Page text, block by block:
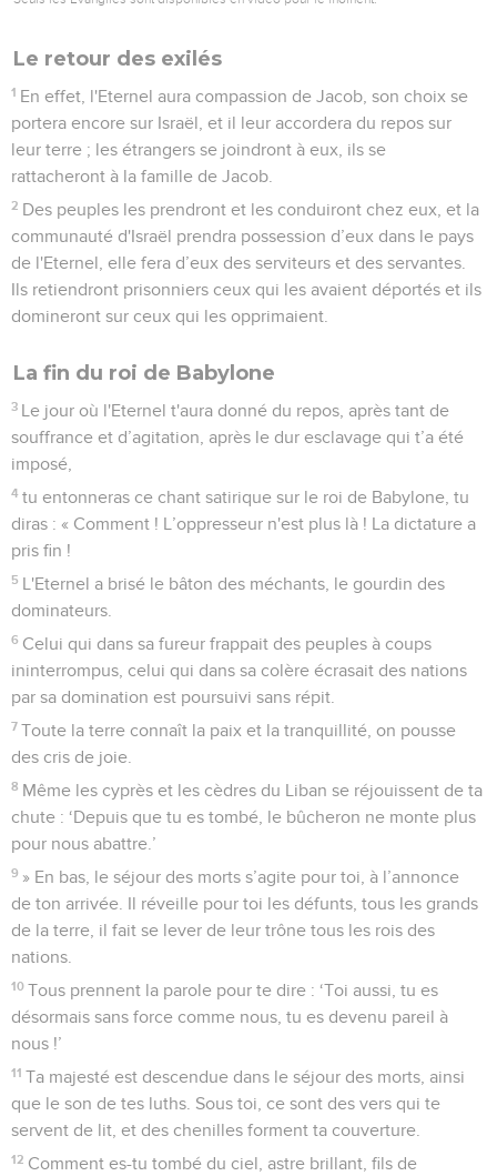
Le retour des exilés
1 En effet, l'Eternel aura compassion de Jacob, son choix se
portera encore sur Israël, et il leur accordera du repos sur
leur terre ; les étrangers se joindront à eux, ils se
rattacheront à la famille de Jacob.
2 Des peuples les prendront et les conduiront chez eux, et la
communauté d'Israël prendra possession d’eux dans le pays
de l'Eternel, elle fera d’eux des serviteurs et des servantes.
Ils retiendront prisonniers ceux qui les avaient déportés et ils
domineront sur ceux qui les opprimaient.
La fin du roi de Babylone
3 Le jour où l'Eternel t'aura donné du repos, après tant de
souffrance et d’agitation, après le dur esclavage qui t’a été
imposé,
4 tu entonneras ce chant satirique sur le roi de Babylone, tu
diras : « Comment ! L’oppresseur n'est plus là ! La dictature a
pris fin !
5 L'Eternel a brisé le bâton des méchants, le gourdin des
dominateurs.
6 Celui qui dans sa fureur frappait des peuples à coups
ininterrompus, celui qui dans sa colère écrasait des nations
par sa domination est poursuivi sans répit.
7 Toute la terre connaît la paix et la tranquillité, on pousse
des cris de joie.
8 Même les cyprès et les cèdres du Liban se réjouissent de ta
chute : ‘Depuis que tu es tombé, le bûcheron ne monte plus
pour nous abattre.’
9 » En bas, le séjour des morts s’agite pour toi, à l’annonce
de ton arrivée. Il réveille pour toi les défunts, tous les grands
de la terre, il fait se lever de leur trône tous les rois des
nations.
10 Tous prennent la parole pour te dire : ‘Toi aussi, tu es
désormais sans force comme nous, tu es devenu pareil à
nous !’
11 Ta majesté est descendue dans le séjour des morts, ainsi
que le son de tes luths. Sous toi, ce sont des vers qui te
servent de lit, et des chenilles forment ta couverture.
12 Comment es-tu tombé du ciel, astre brillant, fils de